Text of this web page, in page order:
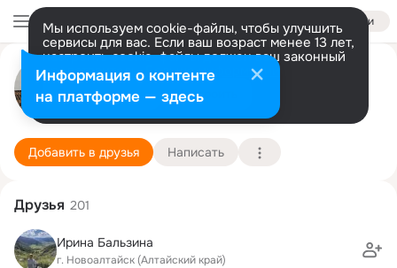
Войти
Мы используем cookie-файлы, чтобы улучшить
сервисы для вас. Если ваш возраст менее 13 лет,
настроить cookie-файлы должен ваш законный
представитель. Больше информации
Разрешить все Настроить
Роман Шестаков
Нягань 7 января (44 года)
Подробнее
Добавить в друзья Написать
Друзья 201
Ирина Бальзина
г. Новоалтайск (Алтайский край)
Информация о контенте
на платформе — здесь